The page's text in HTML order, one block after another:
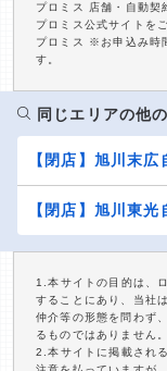
プロミス 店舗・自動契
プロミス公式サイトを
プロミス ※お申込み時
す。
同じエリアの他
【閉店】旭川末
【閉店】旭川東
1.本サイトの目的は、
することにあり、当社
仲介等の形態を問わず
るものではありません。
2.本サイトに掲載され